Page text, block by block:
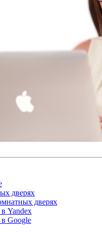
дверях
дверях
Yandex
Google